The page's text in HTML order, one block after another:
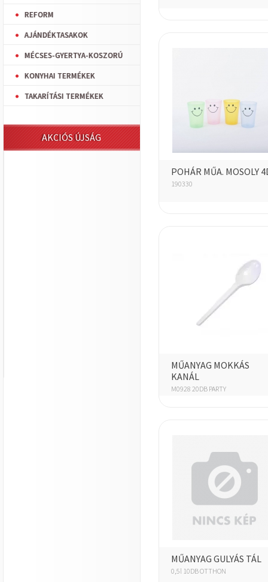
REFORM
AJÁNDÉKTASAKOK
MÉCSES-GYERTYA-KOSZORÚ
KONYHAI TERMÉKEK
TAKARÍTÁSI TERMÉKEK
AKCIÓS ÚJSÁG
POHÁR MŰA. MOSOLY
190330
MŰANYAG MOKKÁS
KANÁL
M0928 20DB PARTY
MŰANYAG GULYÁS TÁL
0,5l 10DB OTTHON